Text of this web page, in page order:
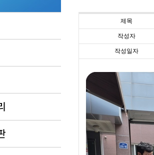
제목
작성자
작성일자